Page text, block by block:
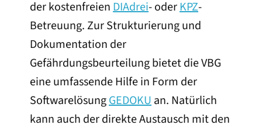
der kostenfreienDIAdrei- oderKPZ-
Betreuung. Zur Strukturierung und
Dokumentation der
Gefährdungsbeurteilung bietet die VBG
eine umfassende Hilfe in Form der
SoftwarelösungGEDOKUan. Natürlich
kann auch der direkte Austausch mit den